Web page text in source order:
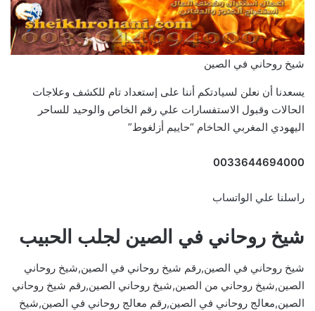
شيخ روحاني في الصين
يسعدنا أن نعلن لسيادتكم أننا على إستعداد تام للكشف وعلاجات
الحالات وقبول الاستفسارات علي رقم الخاص والوحيد للساحر
اليهودي المغربي الحاخام “حاييم أزلغوط”
0033644694000
راسلنا علي الواتساب
شيخ روحاني في الصين لجلب الحبيب
شيخ روحاني في الصين,رقم شيخ روحاني في الصين,شيخ روحاني
الصين,شيخ روحاني من الصين,شيخ روحاني الصين,رقم شيخ روحاني
الصين,معالج روحاني في الصين,رقم معالج روحاني في الصين,شيخ